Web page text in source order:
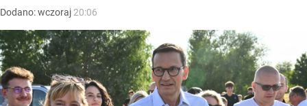
Dodano:wczoraj 20:06